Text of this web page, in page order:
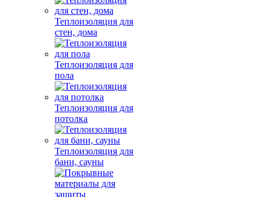
Теплоизоляция для
стен, дома
Теплоизоляция для
пола
Теплоизоляция для
потолка
Теплоизоляция для
бани, сауны